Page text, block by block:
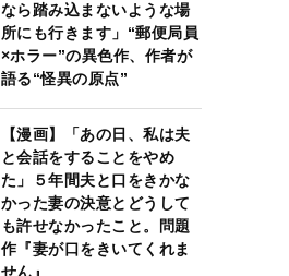
なら踏み込まないような場
所にも行きます」“郵便局員
×ホラー”の異色作、作者が
語る“怪異の原点”
【漫画】「あの日、私は夫
と会話をすることをやめ
た」５年間夫と口をきかな
かった妻の決意とどうして
も許せなかったこと。問題
作『妻が口をきいてくれま
せん』